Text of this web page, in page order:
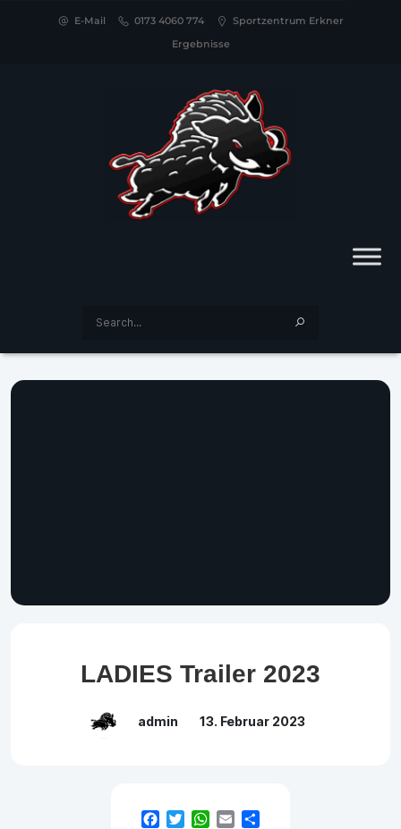
E-Mail 0173 4060 774
Sportzentrum Erkner
Ergebnisse
LADIES Trailer 2023
admin 13. Februar 2023
Facebook
TwitterWhatsApp
Email